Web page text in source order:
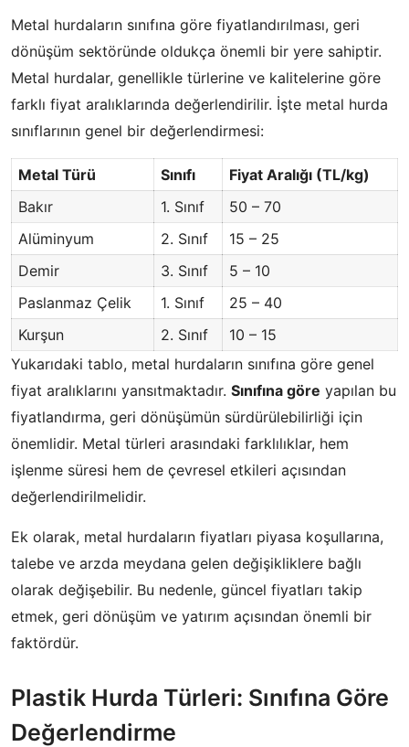
Metal hurdaların sınıfına göre fiyatlandırılması, geri
dönüşüm sektöründe oldukça önemli bir yere sahiptir.
Metal hurdalar, genellikle türlerine ve kalitelerine göre
farklı fiyat aralıklarında değerlendirilir. İşte metal hurda
sınıflarının genel bir değerlendirmesi:
Metal Türü Sınıfı
Fiyat Aralığı (TL/kg)
Bakır
1. Sınıf
50 – 70
Alüminyum
2. Sınıf
15 – 25
Demir
3. Sınıf
5 – 10
Paslanmaz Çelik
1. Sınıf
25 – 40
Kurşun
2. Sınıf
10 – 15
Yukarıdaki tablo, metal hurdaların sınıfına göre genel
fiyat aralıklarını yansıtmaktadır. Sınıfına göre yapılan bu
fiyatlandırma, geri dönüşümün sürdürülebilirliği için
önemlidir. Metal türleri arasındaki farklılıklar, hem
işlenme süresi hem de çevresel etkileri açısından
değerlendirilmelidir.
Ek olarak, metal hurdaların fiyatları piyasa koşullarına,
talebe ve arzda meydana gelen değişikliklere bağlı
olarak değişebilir. Bu nedenle, güncel fiyatları takip
etmek, geri dönüşüm ve yatırım açısından önemli bir
faktördür.
Plastik Hurda Türleri: Sınıfına Göre
Değerlendirme